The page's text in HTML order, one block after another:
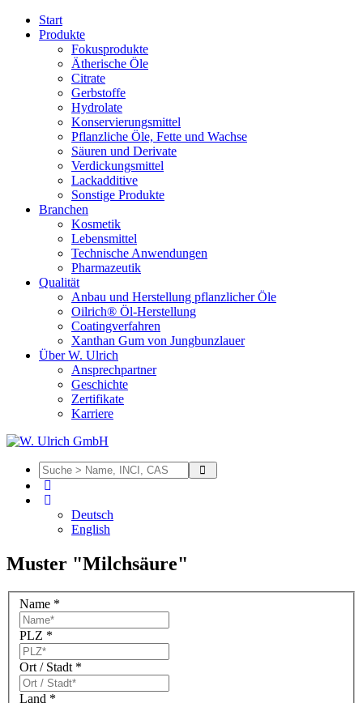
Start
Produkte
Fokusprodukte
Ätherische Öle
Citrate
Gerbstoffe
Hydrolate
Konservierungsmittel
Pflanzliche Öle, Fette und Wachse
Säuren und Derivate
Verdickungsmittel
Lackadditive
Sonstige Produkte
Branchen
Kosmetik
Lebensmittel
Technische Anwendungen
Pharmazeutik
Qualität
Anbau und Herstellung pflanzlicher Öle
Oilrich® Öl-Herstellung
Coatingverfahren
Xanthan Gum von Jungbunzlauer
Über W. Ulrich
Ansprechpartner
Geschichte
Zertifikate
Karriere
Deutsch
English
Muster "Milchsäure"
Name *
PLZ *
Ort / Stadt *
Land *